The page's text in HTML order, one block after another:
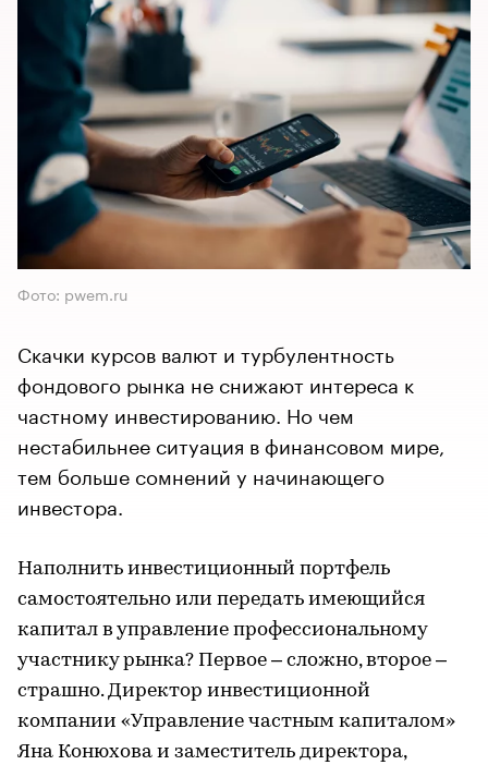
Фото: pwem.ru
Скачки курсов валют и турбулентность
фондового рынка не снижают интереса к
частному инвестированию. Но чем
нестабильнее ситуация в финансовом мире,
тем больше сомнений у начинающего
инвестора.
Наполнить инвестиционный портфель
самостоятельно или передать имеющийся
капитал в управление профессиональному
участнику рынка? Первое – сложно, второе –
страшно. Директор инвестиционной
компании «Управление частным капиталом»
Яна Конюхова и заместитель директора,